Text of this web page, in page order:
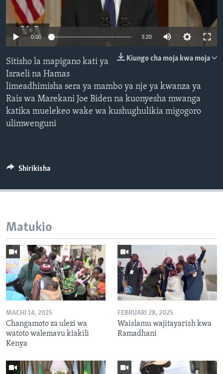
0:00 3:20
Kiungo cha moja kwa moja
Sitisho la mapigano kati ya
Israeli na Hamas
limeadhimisha sera ya mambo ya nje ya kwanza ya
Rais wa Marekani Joe Biden na kuonyesha mwanga
katika muelekeo wake wa kushughulikia migogoro
ulimwenguni
Shirikisha
Matukio
MACHI 14, 2025
Changamoto za ulezi wa
watoto walemavu kiakili
Kenya
FEBRUARI 28, 2025
Waislamu wajitayarish kwa
Ramadhani